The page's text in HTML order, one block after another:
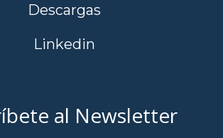
Descargas
Linkedin
al Newsletter